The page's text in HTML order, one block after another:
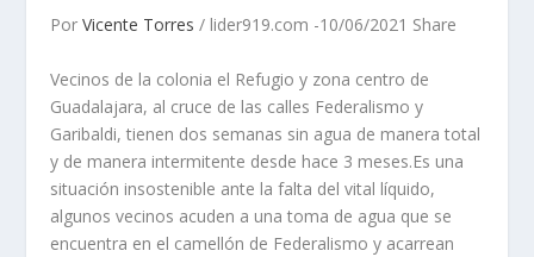
PorVicente Torres / lider919.com -10/06/2021 Share
Vecinos de la colonia el Refugio y zona centro de
Guadalajara, al cruce de las calles Federalismo y
Garibaldi, tienen dos semanas sin agua de manera total
y de manera intermitente desde hace 3 meses.Es una
situación insostenible ante la falta del vital líquido,
algunos vecinos acuden a una toma de agua que se
encuentra en el camellón de Federalismo y acarrean